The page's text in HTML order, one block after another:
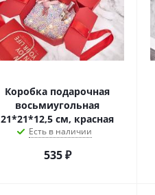
Коробка подарочная
восьмиугольная
21*21*12,5 см, красная
Есть в наличии
535₽